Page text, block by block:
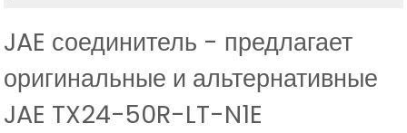
JAE соединитель - предлагает
оригинальные и альтернативные
JAE TX24-50R-LT-N1E